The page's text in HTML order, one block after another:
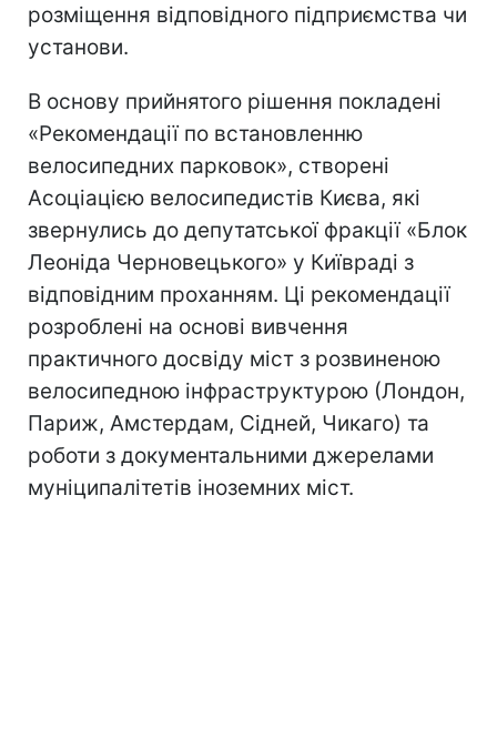
розміщення відповідного підприємства чи
установи.
В основу прийнятого рішення покладені
«Рекомендації по встановленню
велосипедних парковок», створені
Асоціацією велосипедистів Києва, які
звернулись до депутатської фракції «Блок
Леоніда Черновецького» у Київраді з
відповідним проханням. Ці рекомендації
розроблені на основі вивчення
практичного досвіду міст з розвиненою
велосипедною інфраструктурою (Лондон,
Париж, Амстердам, Сідней, Чикаго) та
роботи з документальними джерелами
муніципалітетів іноземних міст.